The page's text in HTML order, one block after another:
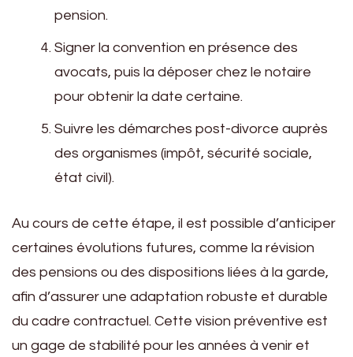
pension.
Signer la convention en présence des
avocats, puis la déposer chez le notaire
pour obtenir la date certaine.
Suivre les démarches post-divorce auprès
des organismes (impôt, sécurité sociale,
état civil).
Au cours de cette étape, il est possible d’anticiper
certaines évolutions futures, comme la révision
des pensions ou des dispositions liées à la garde,
afin d’assurer une adaptation robuste et durable
du cadre contractuel. Cette vision préventive est
un gage de stabilité pour les années à venir et